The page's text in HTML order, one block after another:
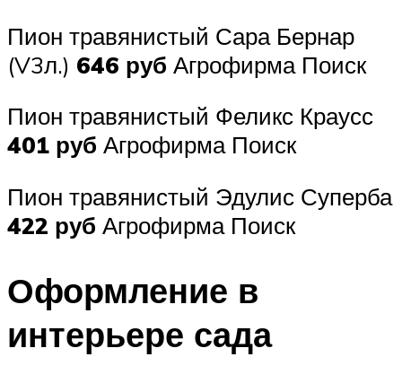
Пион травянистый Сара Бернар
(V3л.) 646 руб Агрофирма Поиск
Пион травянистый Феликс Краусс
401 руб Агрофирма Поиск
Пион травянистый Эдулис Суперба
422 руб Агрофирма Поиск
Оформление в
интерьере сада